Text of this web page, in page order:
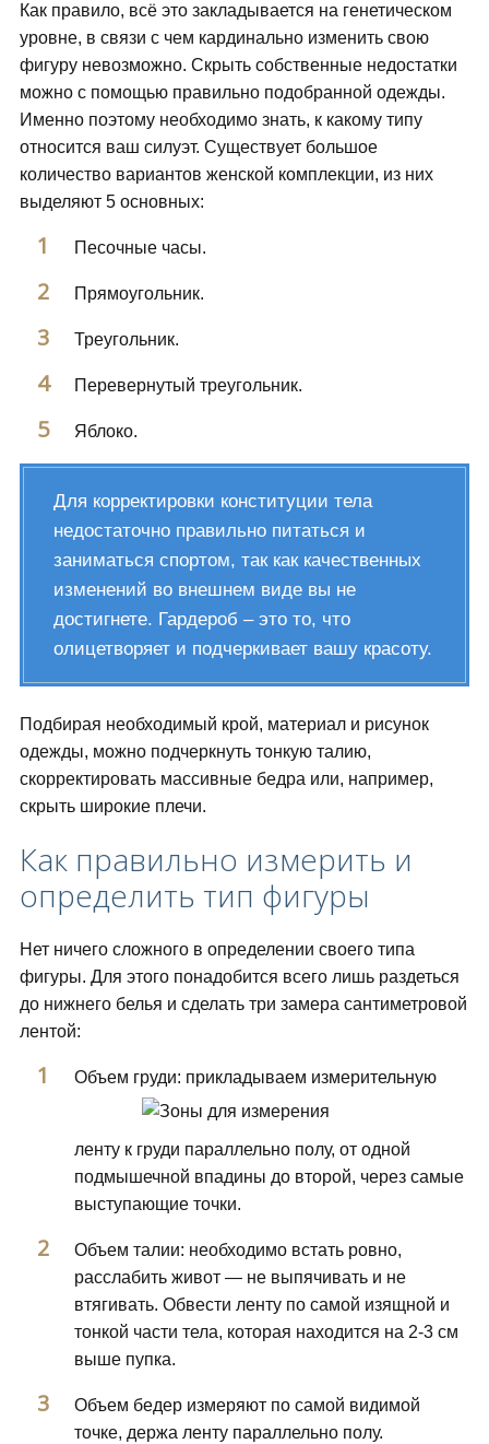
Как правило, всё это закладывается на генетическом
уровне, в связи с чем кардинально изменить свою
фигуру невозможно. Скрыть собственные недостатки
можно с помощью правильно подобранной одежды.
Именно поэтому необходимо знать, к какому типу
относится ваш силуэт. Существует большое
количество вариантов женской комплекции, из них
выделяют 5 основных:
Песочные часы.
Прямоугольник.
Треугольник.
Перевернутый треугольник.
Яблоко.
Для корректировки конституции тела
недостаточно правильно питаться и
заниматься спортом, так как качественных
изменений во внешнем виде вы не
достигнете. Гардероб – это то, что
олицетворяет и подчеркивает вашу красоту.
Подбирая необходимый крой, материал и рисунок
одежды, можно подчеркнуть тонкую талию,
скорректировать массивные бедра или, например,
скрыть широкие плечи.
Как правильно измерить и
определить тип фигуры
Нет ничего сложного в определении своего типа
фигуры. Для этого понадобится всего лишь раздеться
до нижнего белья и сделать три замера сантиметровой
лентой:
Объем груди: прикладываем измерительную
ленту к груди параллельно полу, от одной
подмышечной впадины до второй, через самые
выступающие точки.
Объем талии: необходимо встать ровно,
расслабить живот — не выпячивать и не
втягивать. Обвести ленту по самой изящной и
тонкой части тела, которая находится на 2-3 см
выше пупка.
Объем бедер измеряют по самой видимой
точке, держа ленту параллельно полу.